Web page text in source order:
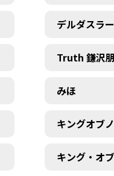
デルダスラー
Truth 鎌沢
みほ
キングオブ
キング・オ